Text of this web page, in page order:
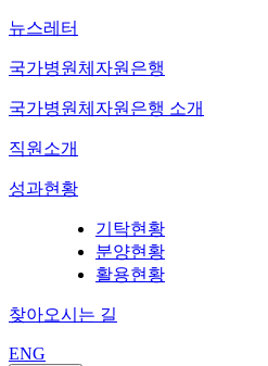
뉴스레터
국가병원체자원은행
국가병원체자원은행 소개
직원소개
성과현황
기탁현황
분양현황
활용현황
찾아오시는 길
ENG